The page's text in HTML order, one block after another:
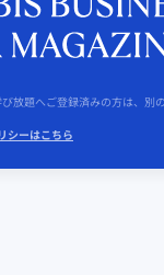
び放題へご登録済みの方は、別
シーはこちら